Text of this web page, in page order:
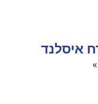
איסלנד